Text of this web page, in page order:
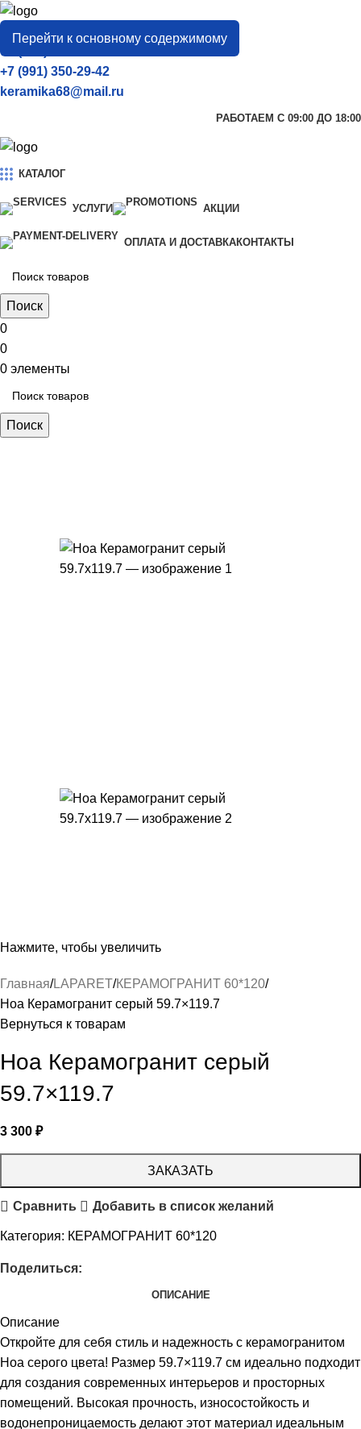
Перейти к основному содержимому
город
Тамбов
+7 (906) 657-33-54
+7 (991) 350-29-42
keramika68@mail.ru
РАБОТАЕМ С 09:00 ДО 18:00
КАТАЛОГ
УСЛУГИ АКЦИИ
ОПЛАТА И ДОСТАВКАКОНТАКТЫ
Поиск
0
0
0 элементы
Поиск
Нажмите, чтобы увеличить
Главная LAPARET КЕРАМОГРАНИТ 60*120
Ноа Керамогранит серый 59.7×119.7
Вернуться к товарам
Ноа Керамогранит серый
59.7×119.7
3 300 ₽
ЗАКАЗАТЬ
Сравнить Добавить в список желаний
Категория: КЕРАМОГРАНИТ 60*120
Поделиться:
ОПИСАНИЕ
Описание
Откройте для себя стиль и надежность с керамогранитом
Ноа серого цвета! Размер 59.7×119.7 см идеально подходит
для создания современных интерьеров и просторных
помещений. Высокая прочность, износостойкость и
водонепроницаемость делают этот материал идеальным